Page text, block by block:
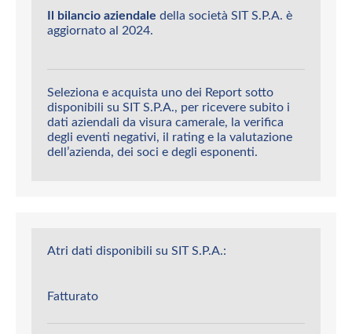
Il bilancio aziendale della società SIT S.P.A. è
aggiornato al 2024.
Seleziona e acquista uno dei Report sotto
disponibili su SIT S.P.A., per ricevere subito i
dati aziendali da visura camerale, la verifica
degli eventi negativi, il rating e la valutazione
dell’azienda, dei soci e degli esponenti.
Atri dati disponibili su SIT S.P.A.:
Fatturato